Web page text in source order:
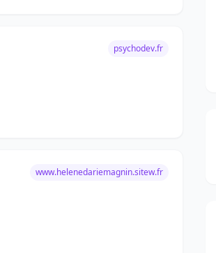
psychodev.fr
www.helenedariemagnin.sitew.fr